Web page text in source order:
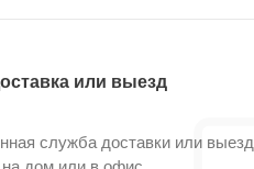
или выезд
служба доставки или выезд